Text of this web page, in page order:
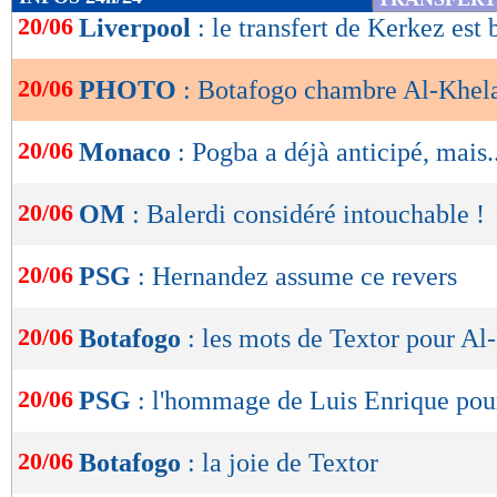
de
OK
20/06 Liverpool : le transfert de Kerkez est
20/06 PHOTO : Botafogo chambre Al-
20/06 Monaco : Pogba a déjà anticipé,
20/06 OM : Balerdi considéré intouchable !
20/06 PSG : Hernandez assume ce revers
20/06 Botafogo : les mots de Textor pour
20/06 PSG : l'hommage de Luis Enrique
20/06 Botafogo : la joie de Textor